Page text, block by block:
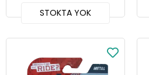
STOKTA YOK